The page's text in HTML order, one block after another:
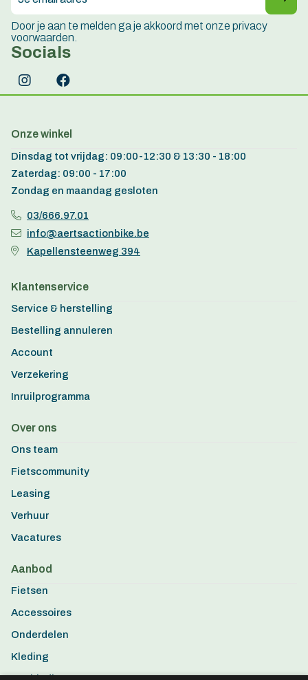
Door je aan te melden ga je akkoord met onze privacy
voorwaarden.
Socials
Onze winkel
Dinsdag tot vrijdag: 09:00-12:30 & 13:30 - 18:00
Zaterdag: 09:00 - 17:00
Zondag en maandag gesloten
03/666.97.01
info@aertsactionbike.be
Kapellensteenweg 394
Klantenservice
Service & herstelling
Bestelling annuleren
Account
Verzekering
Inruilprogramma
Over ons
Ons team
Fietscommunity
Leasing
Verhuur
Vacatures
Aanbod
Fietsen
Accessoires
Onderdelen
Kleding